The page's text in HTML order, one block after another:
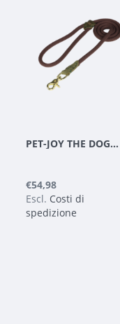
PET-JOY THE DOGGYWALKER ROPE LEASH BROWN
€54,98
Escl. Costi di
spedizione